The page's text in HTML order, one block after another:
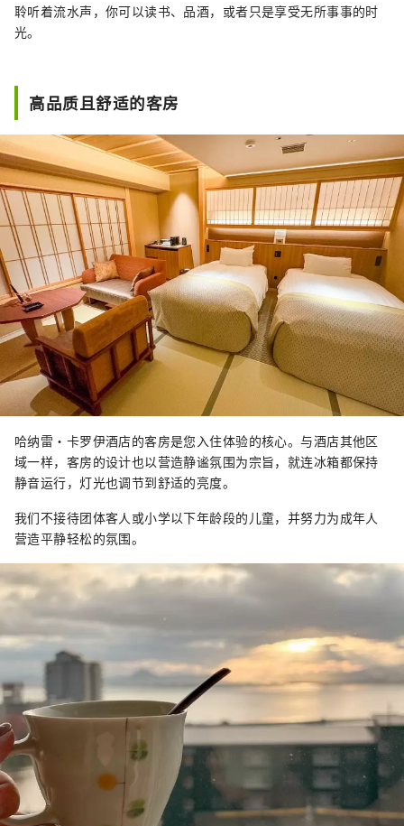
聆听着流水声，你可以读书、品酒，或者只是享受无所事事的时
光。
高品质且舒适的客房
哈纳雷·卡罗伊酒店的客房是您入住体验的核心。与酒店其他区
域一样，客房的设计也以营造静谧氛围为宗旨，就连冰箱都保持
静音运行，灯光也调节到舒适的亮度。
我们不接待团体客人或小学以下年龄段的儿童，并努力为成年人
营造平静轻松的氛围。